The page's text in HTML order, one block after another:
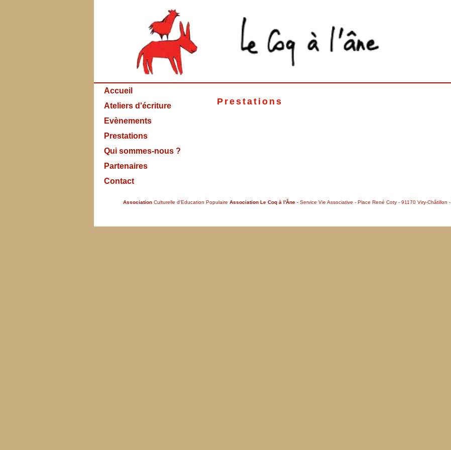
Accueil
Ateliers d'écriture
Evènements
Prestations
Qui sommes-nous ?
Partenaires
Contact
Prestations
AssociationCulturelle d'Education Populaire Association Le Coq à l'Âne- Service Vie Associative - Place René Coty - 91170 Viry-Châtillon -